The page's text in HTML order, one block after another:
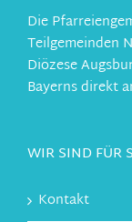
Die
Teilgemeinden
Diözese
Bayerns direkt
WIR SIND FÜR
Kontakt